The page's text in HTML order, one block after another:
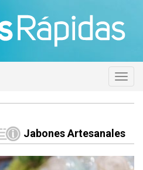
Jabones Artesanales